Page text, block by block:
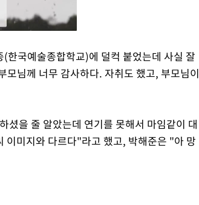
Mute
한국예술종합학교)에 덜컥 붙었는데 사실 잘
님께 너무 감사하다. 자취도 했고, 부모님이
셨을 줄 알았는데 연기를 못해서 마임같이 대
이미지와 다르다"라고 했고, 박해준은 "아 망